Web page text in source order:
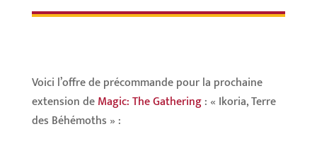
Voici l’offre de précommande pour la prochaine
extension deMagic: The Gathering: « Ikoria, Terre
des Béhémoths » :